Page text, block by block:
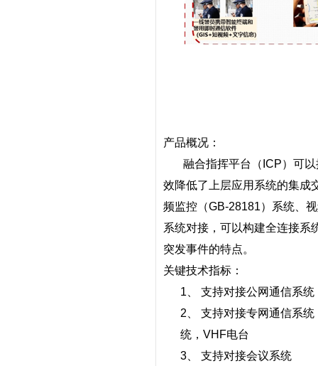
产品概况：
融合指挥平台（ ICP）可
效降低了上层应用系统的集成
频监控（GB-28181）系统、
系统对接，可以构建全连接系
突发事件的特点。
关键技术指标：
1、
支持对接公网通信系
2、
支持对接专网通信系统
统， VHF电台
3、
支持对接会议系统